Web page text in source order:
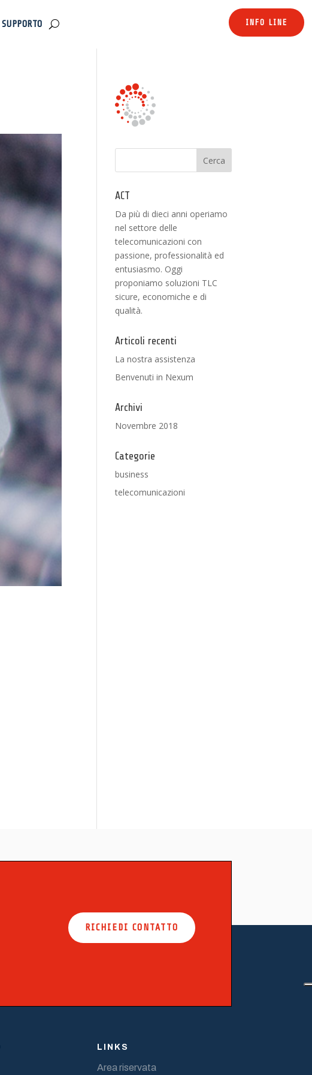
SUPPORTO INFO LINE
ACT
Da più di dieci anni operiamo
nel settore delle
telecomunicazioni con
passione, professionalità ed
entusiasmo. Oggi
proponiamo soluzioni TLC
sicure, economiche e di
qualità.
Articoli recenti
La nostra assistenza
Benvenuti in Nexum
Archivi
Novembre 2018
Categorie
business
telecomunicazioni
RICHIEDI CONTATTO
LINKS
Area riservata